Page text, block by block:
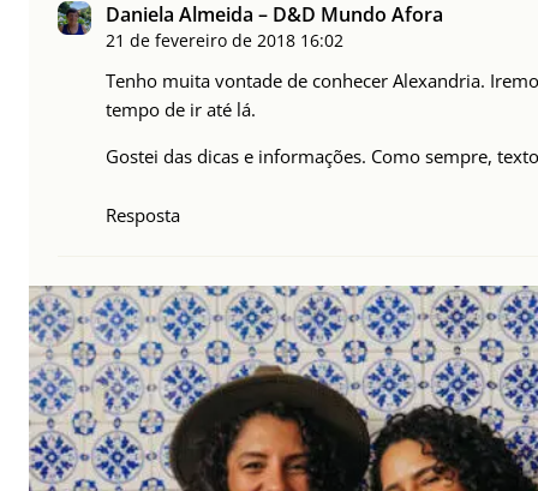
Daniela Almeida – D&D Mundo Afora
21 de fevereiro de 2018 16:02
Tenho muita vontade de conhecer Alexandria.
tempo de ir até lá.
Gostei das dicas e informações. Como sempre,
Resposta